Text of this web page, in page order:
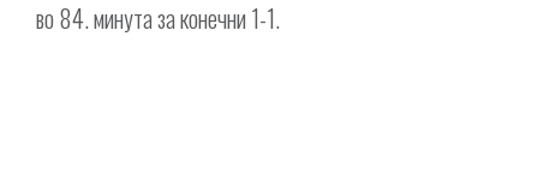
во 84. минута за конечни 1-1.